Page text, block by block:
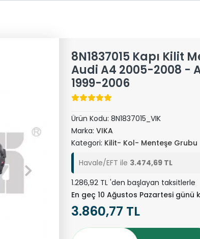
8N1837015 Kapı Kilit
Audi A4 2005-2008 -
1999-2006
Ürün Kodu: 8N1837015_VIK
Marka: VIKA
Kategori: Kilit- Kol- Menteşe Grubu
Havale/EFT ile 3.474,69 TL
1.286,92 TL 'den başlayan taksitlerle
En geç 10 Ağustos Pazartesi günü
3.860,77 TL